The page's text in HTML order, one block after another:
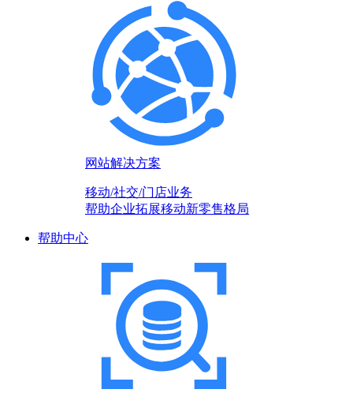
网站解决方案
移动/社交/门店业务
帮助企业拓展移动新零售格局
帮助中心